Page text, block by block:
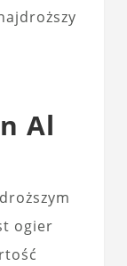
Al
ogier